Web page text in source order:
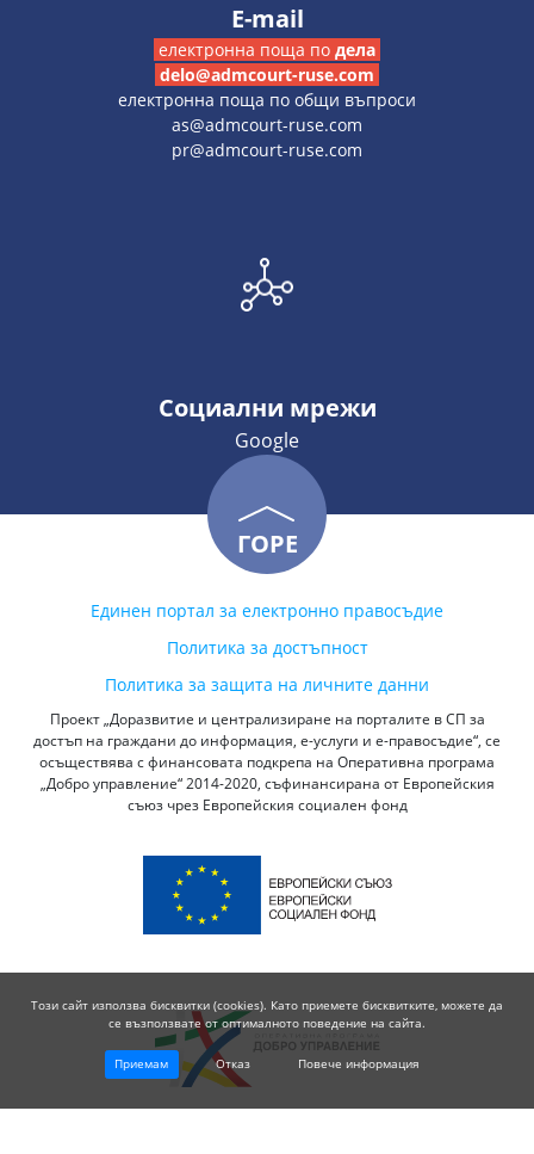
E-mail
електронна поща по дела
delo@admcourt-ruse.com
електронна поща по общи въпроси
as@admcourt-ruse.com
pr@admcourt-ruse.com
Социални мрежи
Google
ГОРЕ
Единен портал за електронно правосъдие
Политика за достъпност
Политика за защита на личните данни
Проект „Доразвитие и централизиране на порталите в СП за
достъп на граждани до информация, е-услуги и е-правосъдие“, се
осъществява с финансовата подкрепа на Оперативна програма
„Добро управление“ 2014-2020, съфинансирана от Европейския
съюз чрез Европейския социален фонд
Този сайт използва бисквитки (cookies). Като приемете бисквитките, можете да
се възползвате от оптималното поведение на сайта.
Приемам Отказ Повече информация